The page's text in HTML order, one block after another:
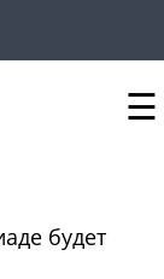
☰
будет